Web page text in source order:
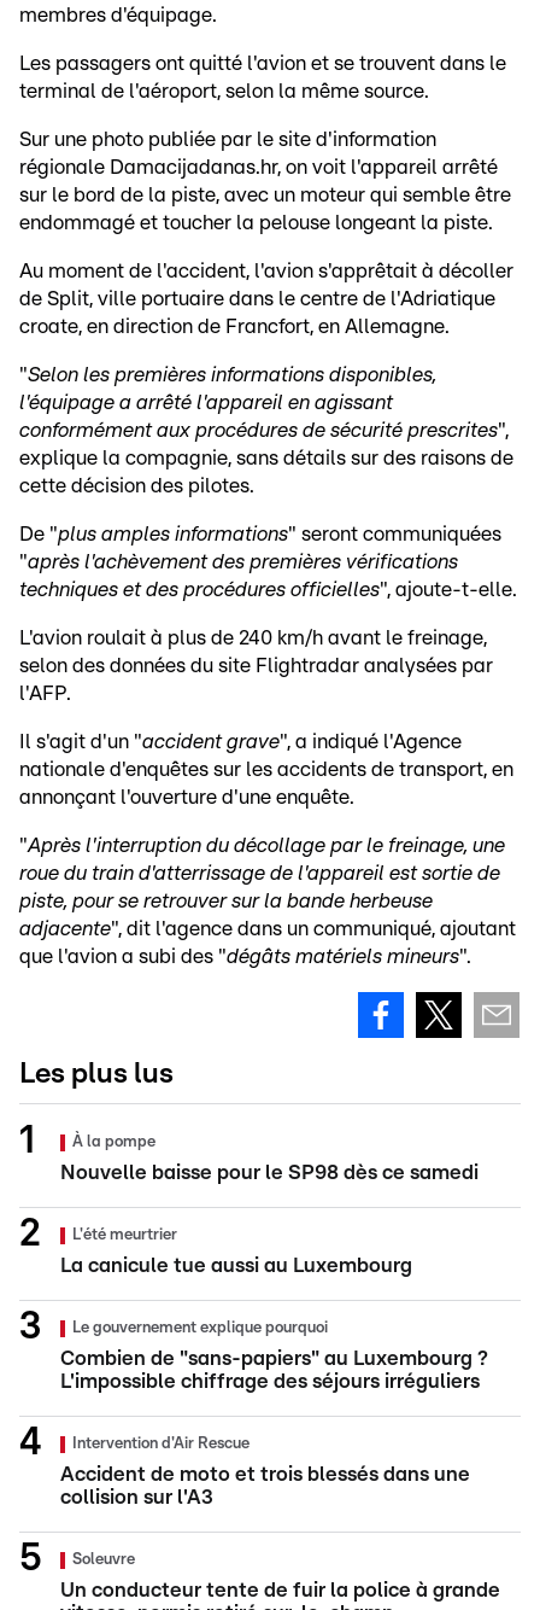
membres d'équipage.
Les passagers ont quitté l'avion et se trouvent dans le
terminal de l'aéroport, selon la même source.
Sur une photo publiée par le site d'information
régionale Damacijadanas.hr, on voit l'appareil arrêté
sur le bord de la piste, avec un moteur qui semble être
endommagé et toucher la pelouse longeant la piste.
Au moment de l'accident, l'avion s'apprêtait à décoller
de Split, ville portuaire dans le centre de l'Adriatique
croate, en direction de Francfort, en Allemagne.
"Selon les premières informations disponibles,
l'équipage a arrêté l'appareil en agissant
conformément aux procédures de sécurité prescrites",
explique la compagnie, sans détails sur des raisons de
cette décision des pilotes.
De "plus amples informations" seront communiquées
"après l'achèvement des premières vérifications
techniques et des procédures officielles", ajoute-t-elle.
L'avion roulait à plus de 240 km/h avant le freinage,
selon des données du site Flightradar analysées par
l'AFP.
Il s'agit d'un "accident grave", a indiqué l'Agence
nationale d'enquêtes sur les accidents de transport, en
annonçant l'ouverture d'une enquête.
"Après l'interruption du décollage par le freinage, une
roue du train d'atterrissage de l'appareil est sortie de
piste, pour se retrouver sur la bande herbeuse
adjacente", dit l'agence dans un communiqué, ajoutant
que l'avion a subi des "dégâts matériels mineurs".
Les plus lus
À la pompe
Nouvelle baisse pour le SP98 dès ce samedi
L'été meurtrier
La canicule tue aussi au Luxembourg
Le gouvernement explique pourquoi
Combien de "sans-papiers" au Luxembourg ?
L'impossible chiffrage des séjours irréguliers
Intervention d'Air Rescue
Accident de moto et trois blessés dans une
collision sur l'A3
Soleuvre
Un conducteur tente de fuir la police à grande